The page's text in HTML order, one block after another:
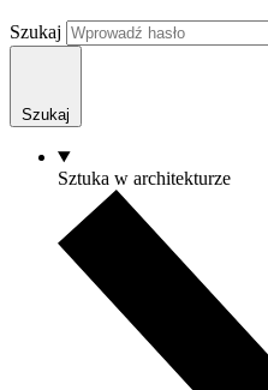
Szukaj
Szukaj
Sztuka w architekturze